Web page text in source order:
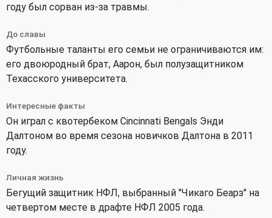
году был сорван из-за травмы.
До славы
Футбольные таланты его семьи не ограничиваются им:
его двоюродный брат, Аарон, был полузащитником
Техасского университета.
Интересные факты
Он играл с квотербеком Cincinnati Bengals Энди
Далтоном во время сезона новичков Далтона в 2011
году.
Личная жизнь
Бегущий защитник НФЛ, выбранный "Чикаго Беарз" на
четвертом месте в драфте НФЛ 2005 года.